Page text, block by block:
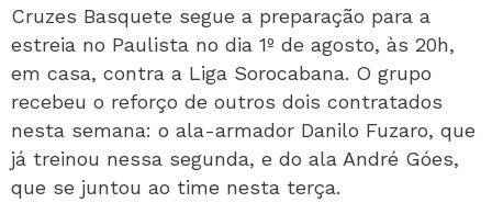
Cruzes Basquete segue a preparação para a
estreia no Paulista no dia 1º de agosto, às 20h,
em casa, contra a Liga Sorocabana. O grupo
recebeu o reforço de outros dois contratados
nesta semana: o ala-armador Danilo Fuzaro, que
já treinou nessa segunda, e do ala André Góes,
que se juntou ao time nesta terça.